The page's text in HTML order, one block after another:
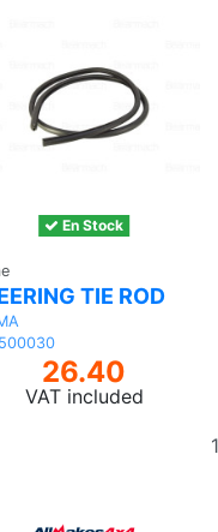
En Stock
TIE ROD
26.40
VAT included